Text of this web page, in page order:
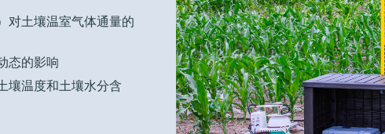
对土壤温室气体通量的
态的影响
壤温度和土壤水分含